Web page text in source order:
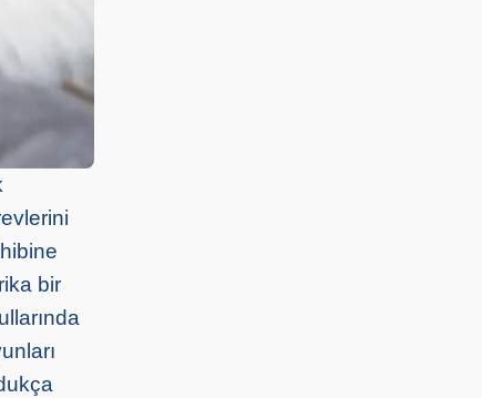
bir